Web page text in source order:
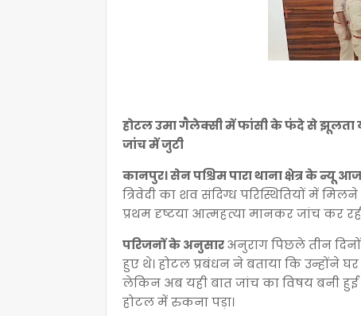
होटल उमा गैलेक्सी में फांसी के फंदे से
जांच में जुटी
कानपुर। सेन पश्चिम पारा थाना क्षेत्र के न्यू
त्रिवेदी का शव संदिग्ध परिस्थितियों में
प्रथम दृष्टया आत्महत्या मानकर जांच कर
परिजनों के अनुसारअनुराग पिछले तीन
हुए थे। होटल प्रबंधन ने बताया कि उन्होंने
लेकिन अब यही बात जांच का विषय बनी
होटल में रुकना पड़ा।